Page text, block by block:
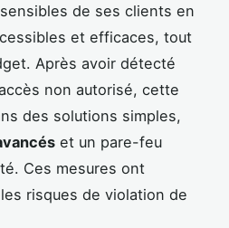
de ses clients en
et efficaces, tout
Après avoir détecté
non autorisé, cette
des solutions simples,
et un pare-feu
Ces mesures ont
risques de violation de